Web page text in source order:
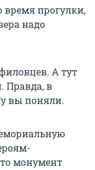
прогулки,
надо
А тут
Правда, в
вы поняли.
монумент